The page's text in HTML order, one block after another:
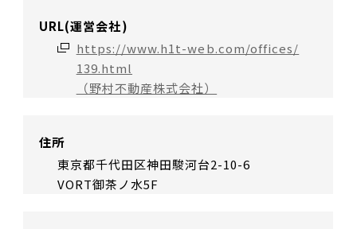
URL(運営会社)
https://www.h1t-web.com/offices/
139.html
（野村不動産株式会社）
住所
東京都千代田区神田駿河台2-10-6
VORT御茶ノ水5F